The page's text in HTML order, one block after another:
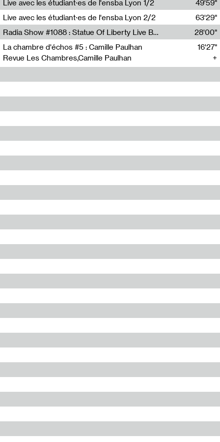
Live avec les étudiant·es de l'ensba Lyon 1/2
49'59"
Live avec les étudiant·es de l'ensba Lyon 2/2
63'29"
Radia Show #1088 : Statue Of Liberty Live By Ed Baxter (Resonance)
Resonance
28'00"
La chambre d'échos #5 : Camille Paulhan
Revue Les Chambres,Camille Paulhan
16'27"